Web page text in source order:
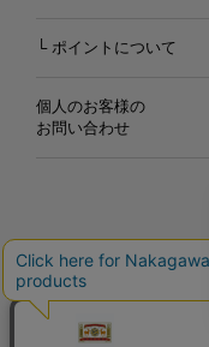
└ ポイントについて
個人のお客様の
お問い合わせ
Copyright©2000
Nakagawa Masashichi Shoten